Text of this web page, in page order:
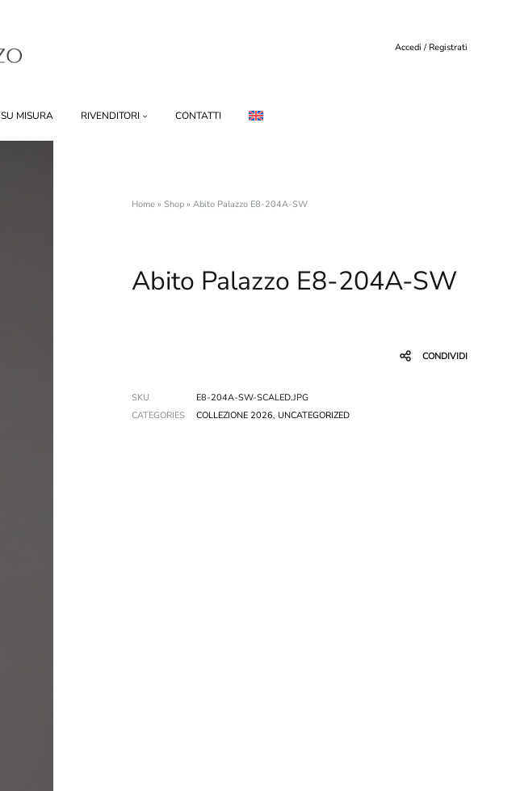
Accedi / Registrati
SU MISURA RIVENDITORI CONTATTI
Home» Shop» Abito Palazzo E8-204A-SW
Abito Palazzo E8-204A-SW
CONDIVIDI
SKU
E8-204A-SW-SCALED.JPG
CATEGORIES
COLLEZIONE 2026, UNCATEGORIZED